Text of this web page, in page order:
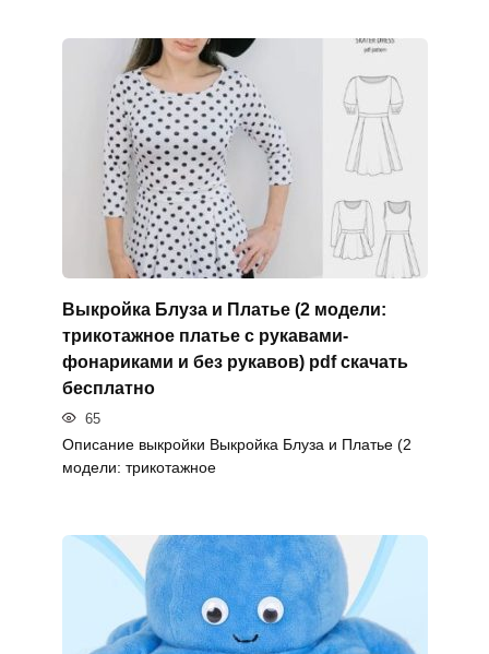
Выкройка Блуза и Платье (2 модели:
трикотажное платье с рукавами-
фонариками и без рукавов) pdf скачать
бесплатно
65
Описание выкройки Выкройка Блуза и Платье (2
модели: трикотажное